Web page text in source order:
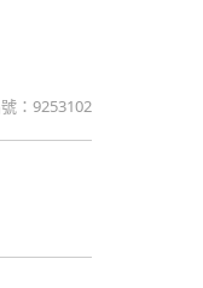
： 9253102